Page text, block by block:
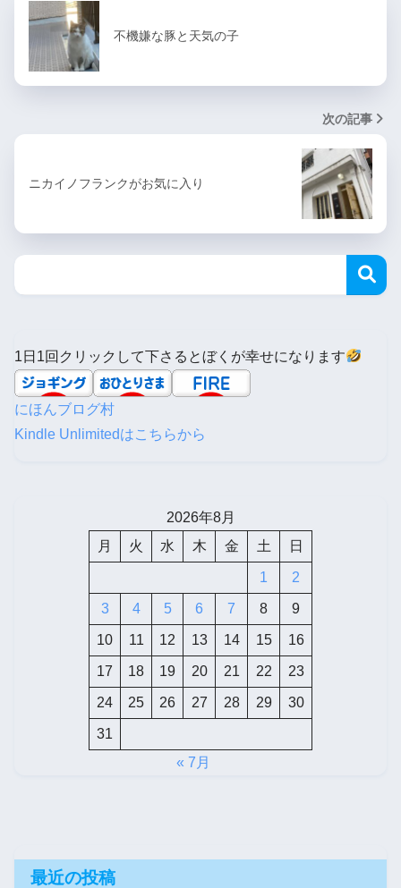
不機嫌な豚と天気の子
次の記事
ニカイノフランクがお気に入り
1日1回クリックして下さるとぼくが幸せになります
にほんブログ村
Kindle Unlimitedはこちらから
2026年8月
月
火 水 木 金 土 日
1 2
3 4 5 6 7 8 9
10 11 12 13 14 15 16
17 18 19 20 21 22 23
24 25 26 27 28 29 30
31
« 7月
最近の投稿